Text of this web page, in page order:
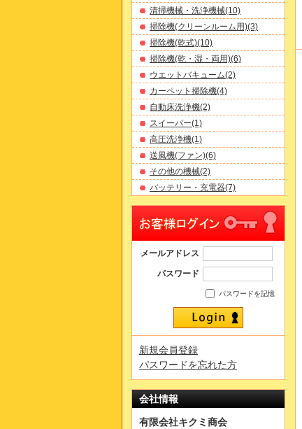
清掃機械・洗浄機械(10)
掃除機(クリーンルーム用)(3)
掃除機(乾式)(10)
掃除機(乾・湿・両用)(6)
ウエットバキューム(2)
カーペット掃除機(4)
自動床洗浄機(2)
スイーパー(1)
高圧洗浄機(1)
送風機(ファン)(6)
その他の機械(2)
バッテリー・充電器(7)
メールアドレス
パスワード
パスワードを記憶
新規会員登録
パスワードを忘れた方
会社情報
有限会社キクミ商会